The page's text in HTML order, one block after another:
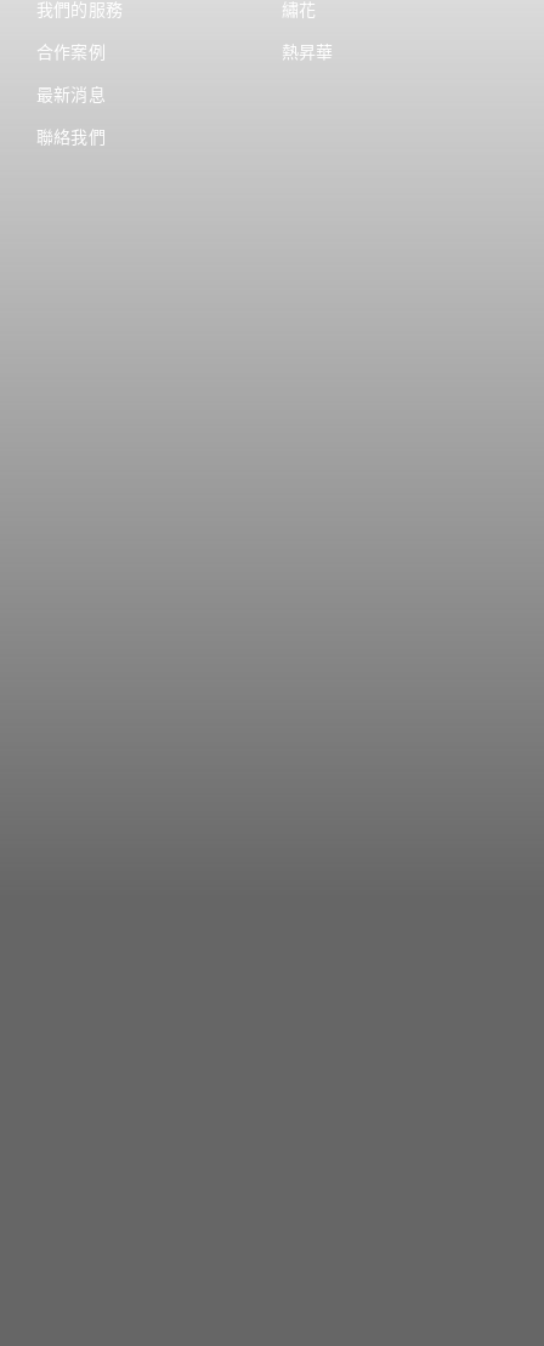
我們的服務
合作案例
最新消息
聯絡我們
繡花
熱昇華